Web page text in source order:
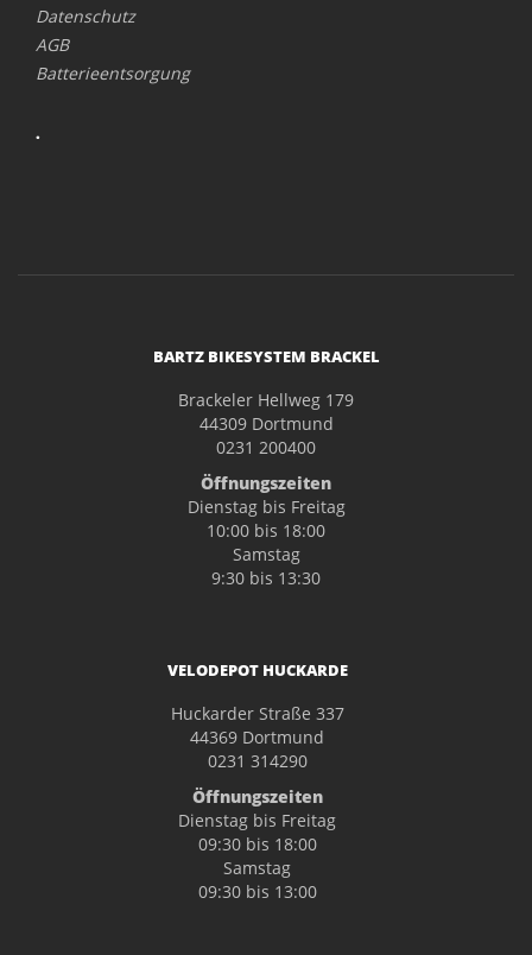
Datenschutz
AGB
Batterieentsorgung
.
BARTZ BIKESYSTEM BRACKEL
Brackeler Hellweg 179
44309 Dortmund
0231 200400
Öffnungszeiten
Dienstag bis Freitag
10:00 bis 18:00
Samstag
9:30 bis 13:30
VELODEPOT HUCKARDE
Huckarder Straße 337
44369 Dortmund
0231 314290
Öffnungszeiten
Dienstag bis Freitag
09:30 bis 18:00
Samstag
09:30 bis 13:00